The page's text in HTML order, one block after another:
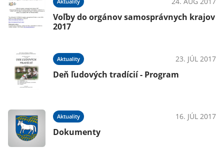
Voľby do orgánov samosprávnych krajov
2017
Aktuality 23. JÚL 2017
Deň ľudových tradícií - Program
Aktuality 16. JÚL 2017
Dokumenty